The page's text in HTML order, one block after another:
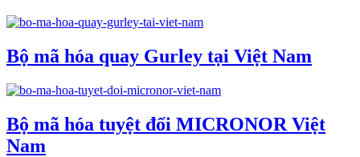
Bộ mã hóa quay Gurley tại Việt Nam
Bộ mã hóa tuyệt đối MICRONOR Việt
Nam